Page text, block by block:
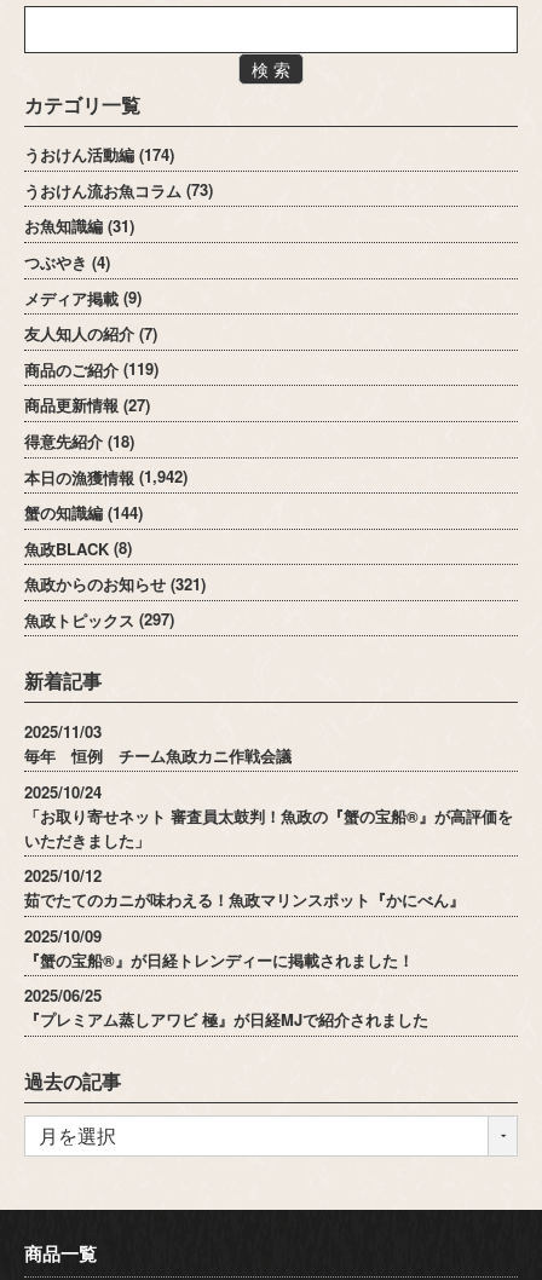
検 索
カテゴリ一覧
うおけん活動編 (174)
うおけん流お魚コラム (73)
お魚知識編 (31)
つぶやき (4)
メディア掲載 (9)
友人知人の紹介 (7)
商品のご紹介 (119)
商品更新情報 (27)
得意先紹介 (18)
本日の漁獲情報 (1,942)
蟹の知識編 (144)
魚政BLACK (8)
魚政からのお知らせ (321)
魚政トピックス (297)
新着記事
2025/11/03
毎年 恒例 チーム魚政カニ作戦会議
2025/10/24
「お取り寄せネット 審査員太鼓判！魚政の『蟹の宝船®』が高評価を
いただきました」
2025/10/12
茹でたてのカニが味わえる！魚政マリンスポット『かにべん』
2025/10/09
『蟹の宝船®』が日経トレンディーに掲載されました！
2025/06/25
『プレミアム蒸しアワビ 極』が日経MJで紹介されました
過去の記事
商品一覧